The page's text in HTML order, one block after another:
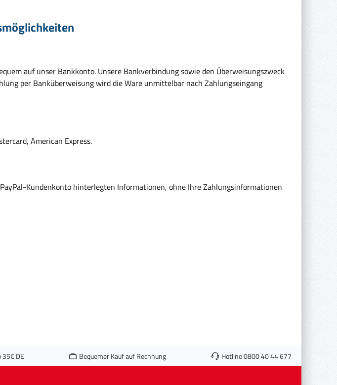
auf unser Bankkonto. Unsere Bankverbindung sowie den Überweisungszweck
per Banküberweisung wird die Ware unmittelbar nach Zahlungseingang
American Express.
Kundenkonto hinterlegten Informationen, ohne Ihre Zahlungsinformationen
35€ DE Bequemer Kauf auf Rechnung Hotline 0800 40 44 677